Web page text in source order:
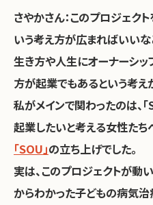
さやかさん：このプロジェクト
いう考え方が広まればいいな
生き方や人生にオーナーシッ
方が起業でもあるという考え
私がメインで関わったのは、
起業したいと考える女性た
「SOU」の立ち上げでした。
実は、このプロジェクトが動
からわかった子どもの病気